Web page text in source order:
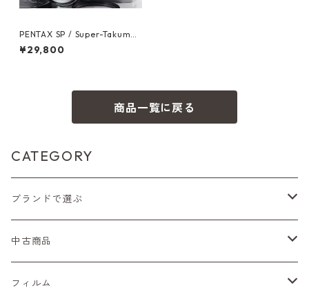
PENTAX SP / Super-Takumar
55mm F1.8 ペンタックス (60
279)
¥29,800
商品一覧に戻る
CATEGORY
ブランドで選ぶ
Nikon（ニコン）
Sシリーズ
Canon（キヤノン）
中古商品
フィルムカメラ
フィルム